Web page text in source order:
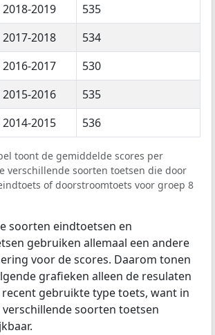
2018-2019
535
2017-2018
534
2016-2017
530
2015-2016
535
2014-2015 536
toont de gemiddelde scores per
verschillende soorten toetsen die door
of doorstroomtoets voor groep 8
soorten eindtoetsen en
gebruiken allemaal een andere
voor de scores. Daarom tonen
grafieken alleen de resulaten
gebruikte type toets, want in
soorten toetsen